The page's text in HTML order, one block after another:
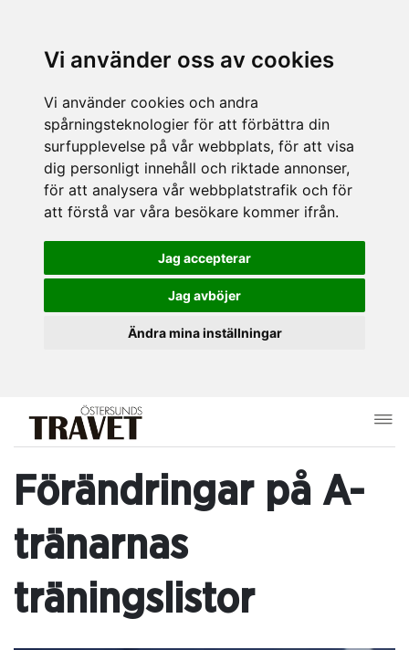
Vi använder oss av cookies
Vi använder cookies och andra
spårningsteknologier för att förbättra din
surfupplevelse på vår webbplats, för att visa
dig personligt innehåll och riktade annonser,
för att analysera vår webbplatstrafik och för
att förstå var våra besökare kommer ifrån.
Jag accepterar
Jag avböjer
Ändra mina inställningar
Förändringar på A-
tränarnas
träningslistor